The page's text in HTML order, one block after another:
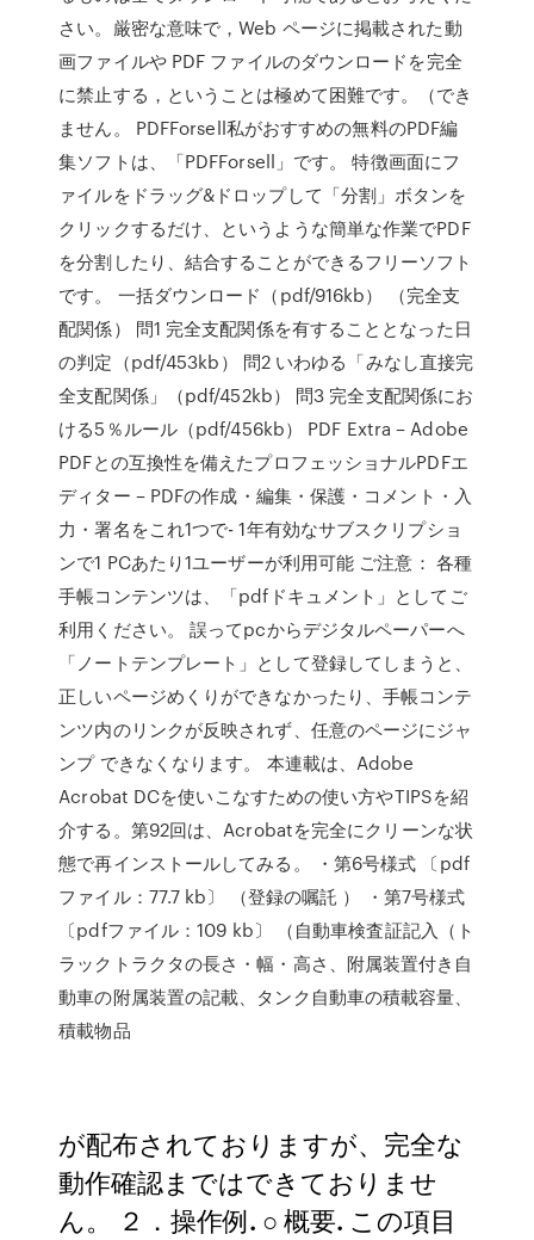
さい。厳密な意味で，Web ページに掲載された動
画ファイルや PDF ファイルのダウンロードを完全
に禁止する，ということは極めて困難です。（でき
ません。 PDFForsell私がおすすめの無料のPDF編
集ソフトは、「PDFForsell」です。 特徴画面にフ
ァイルをドラッグ&ドロップして「分割」ボタンを
クリックするだけ、というような簡単な作業でPDF
を分割したり、結合することができるフリーソフト
です。 一括ダウンロード（pdf/916kb） （完全支
配関係） 問1 完全支配関係を有することとなった日
の判定（pdf/453kb） 問2 いわゆる「みなし直接完
全支配関係」（pdf/452kb） 問3 完全支配関係にお
ける5％ルール（pdf/456kb） PDF Extra – Adobe
PDFとの互換性を備えたプロフェッショナルPDFエ
ディター – PDFの作成・編集・保護・コメント・入
力・署名をこれ1つで- 1年有効なサブスクリプショ
ンで1 PCあたり1ユーザーが利用可能 ご注意： 各種
手帳コンテンツは、「pdfドキュメント」としてご
利用ください。 誤ってpcからデジタルペーパーへ
「ノートテンプレート」として登録してしまうと、
正しいページめくりができなかったり、手帳コンテ
ンツ内のリンクが反映されず、任意のページにジャ
ンプ できなくなります。 本連載は、Adobe
Acrobat DCを使いこなすための使い方やTIPSを紹
介する。第92回は、Acrobatを完全にクリーンな状
態で再インストールしてみる。 ・第6号様式 〔pdf
ファイル：77.7 kb〕 （登録の嘱託 ） ・第7号様式
〔pdfファイル：109 kb〕 （自動車検査証記入（ト
ラックトラクタの長さ・幅・高さ、附属装置付き自
動車の附属装置の記載、タンク自動車の積載容量、
積載物品
が配布されておりますが、完全な
動作確認まではできておりませ
ん。 ２．操作例. ○ 概要. この項目